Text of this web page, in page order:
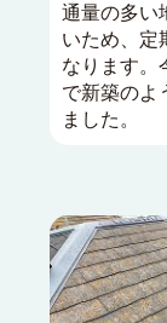
通量の多い
いため、定
なります。
で新築のよ
ました。